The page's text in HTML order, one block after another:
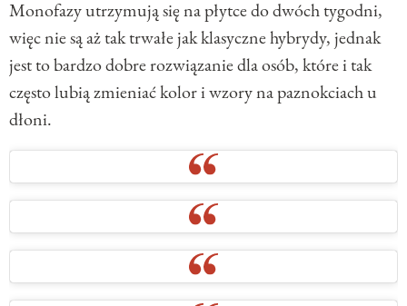
Monofazy utrzymują się na płytce do dwóch tygodni,
więc nie są aż tak trwałe jak klasyczne hybrydy, jednak
jest to bardzo dobre rozwiązanie dla osób, które i tak
często lubią zmieniać kolor i wzory na paznokciach u
dłoni.